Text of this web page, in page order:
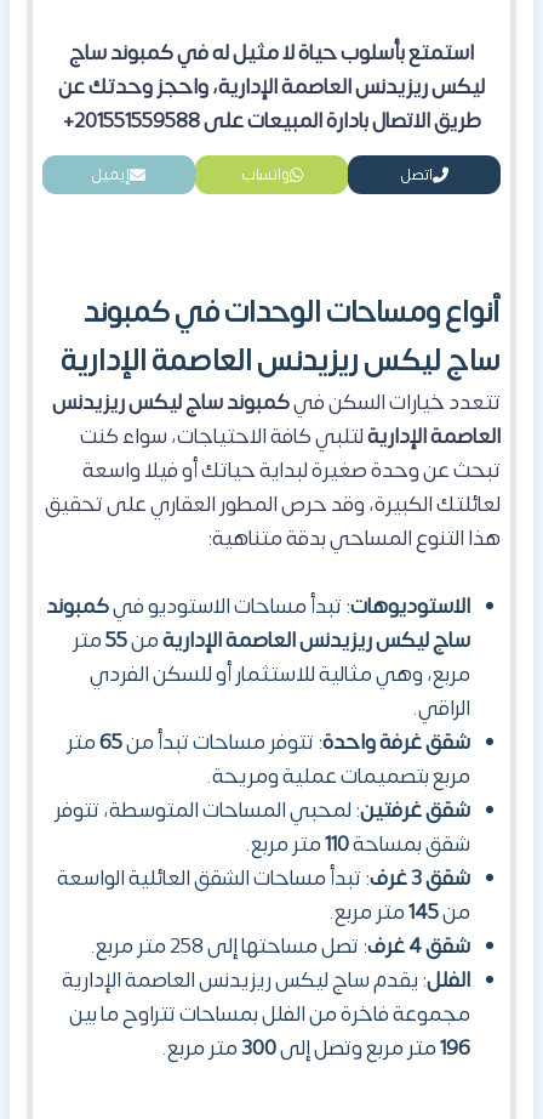
استمتع بأسلوب حياة لا مثيل له في كمبوند ساج
ليكس ريزيدنس العاصمة الإدارية، واحجز وحدتك عن
طريق الاتصال بادارة المبيعات على 201551559588+
اتصل واتساب إيميل
أنواع ومساحات الوحدات في كمبوند
ساج ليكس ريزيدنس العاصمة الإدارية
​تتعدد خيارات السكن فيكمبوند ساج ليكس ريزيدنس
العاصمة الإداريةلتلبي كافة الاحتياجات، سواء كنت
تبحث عن وحدة صغيرة لبداية حياتك أو فيلا واسعة
لعائلتك الكبيرة، وقد حرص المطور العقاري على تحقيق
هذا التنوع المساحي بدقة متناهية:
الاستوديوهات: تبدأ مساحات الاستوديو فيكمبوند
ساج ليكس ريزيدنس العاصمة الإداريةمن55متر
مربع، وهي مثالية للاستثمار أو للسكن الفردي
الراقي.
شقق غرفة واحدة: تتوفر مساحات تبدأ من65متر
مربع بتصميمات عملية ومريحة.
شقق غرفتين: لمحبي المساحات المتوسطة، تتوفر
شقق بمساحة110متر مربع.
شقق 3 غرف
: تبدأ مساحات الشقق العائلية الواسعة
من145متر مربع.
شقق 4 غرف
: تصل مساحتها إلى 258 متر مربع.
الفلل: يقدم ساج ليكس ريزيدنس العاصمة الإدارية
مجموعة فاخرة من الفلل بمساحات تتراوح ما بين
196متر مربع وتصل إلى300متر مربع.